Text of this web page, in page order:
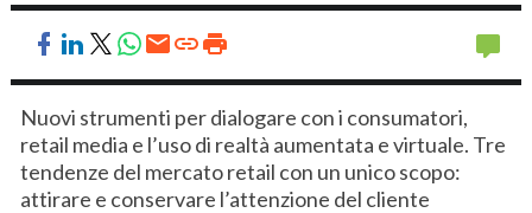
Nuovi strumenti per dialogare con i consumatori,
retail media e l’uso di realtà aumentata e virtuale. Tre
tendenze del mercato retail con un unico scopo:
attirare e conservare l’attenzione del cliente